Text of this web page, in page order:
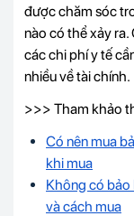
được chăm sóc
nào có thể xảy
các chi phí y tế
nhiều về tài chính.
>>> Tham khảo
Có nên mua
khi mua
Không có bảo
và cách mua